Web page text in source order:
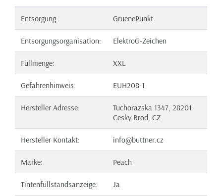
Entsorgung: GruenePunkt
Entsorgungsorganisation: ElektroG-Zeichen
Füllmenge: XXL
Gefahrenhinweis: EUH208-1
Hersteller Adresse:
Tuchorazska 1347, 28201
Cesky Brod, CZ
Hersteller Kontakt: info@buttner.cz
Marke: Peach
Tintenfüllstandsanzeige: Ja